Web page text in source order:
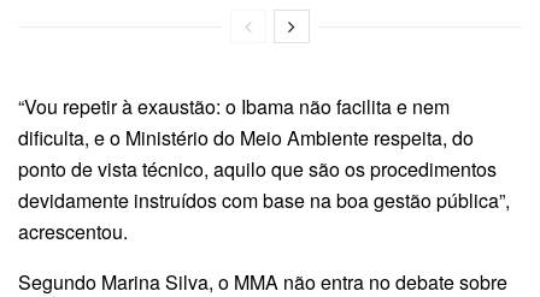
“Vou repetir à exaustão: o Ibama não facilita e nem
dificulta, e o Ministério do Meio Ambiente respeita, do
ponto de vista técnico, aquilo que são os procedimentos
devidamente instruídos com base na boa gestão pública”,
acrescentou.
Segundo Marina Silva, o MMA não entra no debate sobre